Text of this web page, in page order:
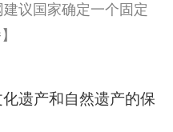
建议国家确定一个固定
遗产和自然遗产的保